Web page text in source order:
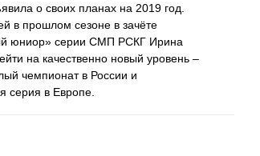
о своих планах на 2019 год.
в прошлом сезоне в зачёте
юниор» серии СМП РСКГ Ирина
на качественно новый уровень –
чемпионат в России и
серия в Европе.